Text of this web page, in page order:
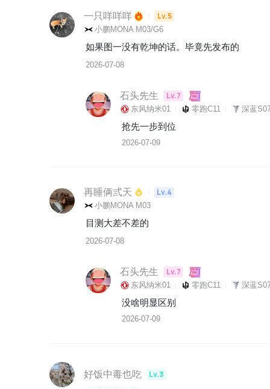
一只咩咩咩 Lv.5
小鹏MONA M03/G6
如果图一没有乾坤的话。毕竟先发布的
2026-07-08
石头先生 Lv.7
东风纳米01 零跑C11 深蓝
抢先一步到位
2026-07-09
再睡俩弎天 Lv.4
小鹏MONA M03
目测大差不差的
2026-07-08
石头先生 Lv.7
东风纳米01 零跑C11 深蓝
没啥明显区别
2026-07-09
好饭中毒也吃
Lv.3